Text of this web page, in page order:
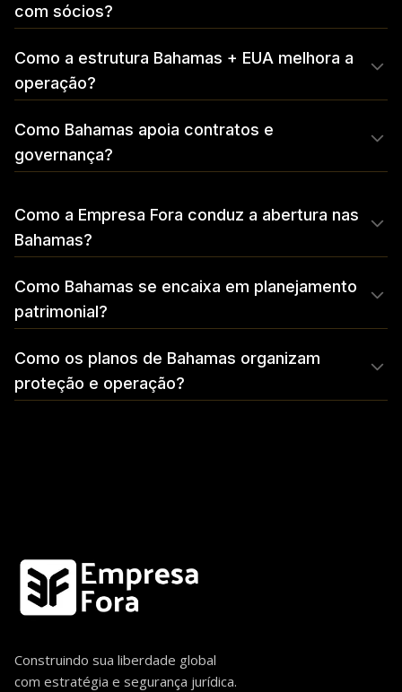
com sócios?
Como a estrutura Bahamas + EUA melhora a
operação?
Como Bahamas apoia contratos e
governança?
Como a Empresa Fora conduz a abertura nas
Bahamas?
Como Bahamas se encaixa em planejamento
patrimonial?
Como os planos de Bahamas organizam
proteção e operação?
Construindo sua liberdade global
com estratégia e segurança jurídica.